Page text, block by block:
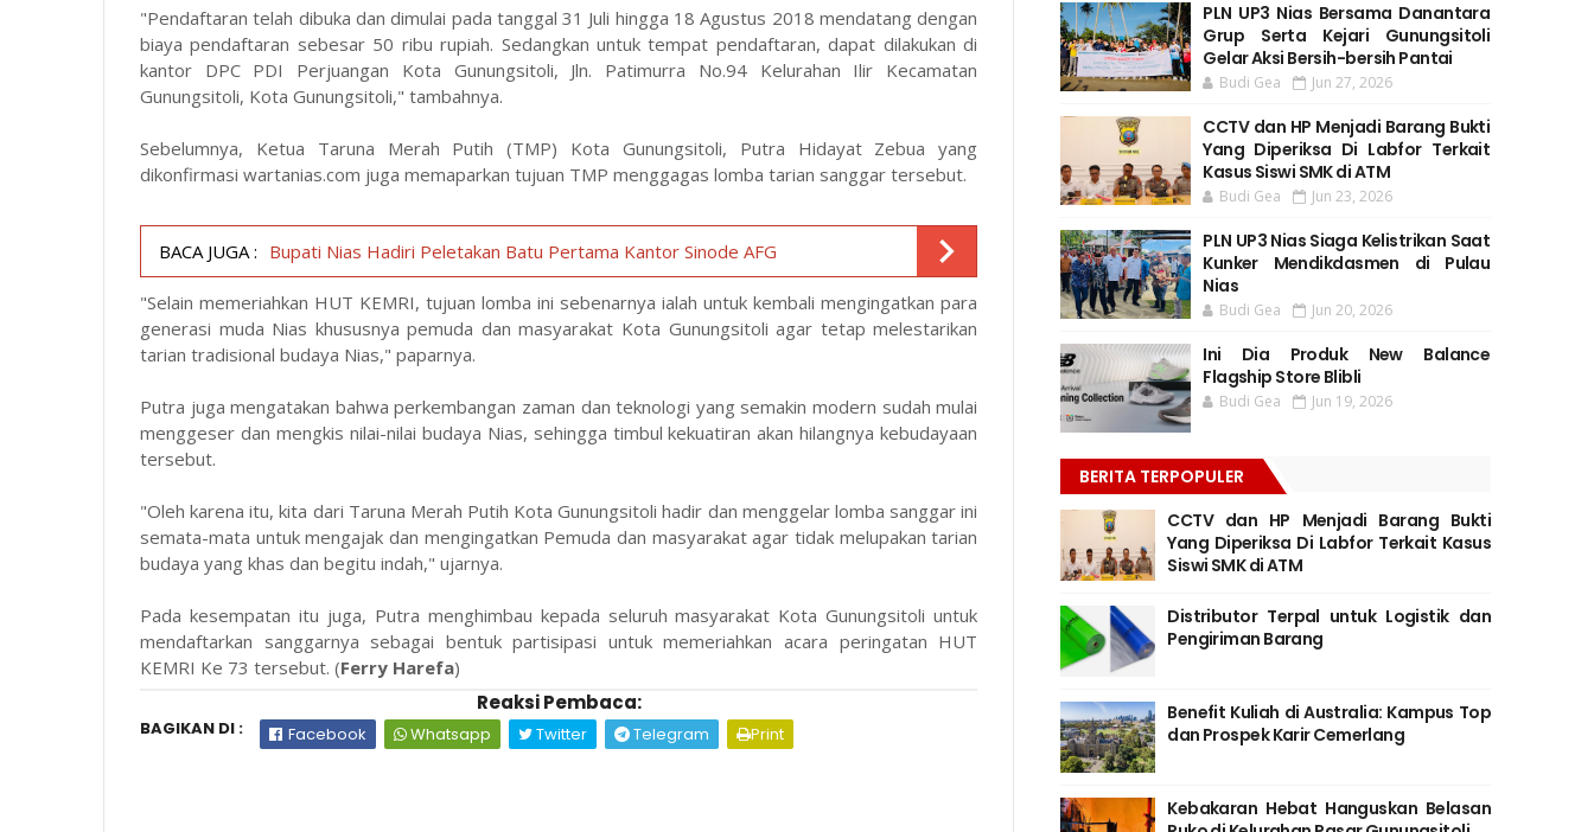
"Pendaftaran telah dibuka dan dimulai pada tanggal 31 Juli hingga 18 Agustus 2018 mendatang dengan
biaya pendaftaran sebesar 50 ribu rupiah. Sedangkan untuk tempat pendaftaran, dapat dilakukan di
kantor DPC PDI Perjuangan Kota Gunungsitoli, Jln. Patimurra No.94 Kelurahan Ilir Kecamatan
Gunungsitoli, Kota Gunungsitoli," tambahnya.
Sebelumnya, Ketua Taruna Merah Putih (TMP) Kota Gunungsitoli, Putra Hidayat Zebua yang
dikonfirmasi wartanias.com juga memaparkan tujuan TMP menggagas lomba tarian sanggar tersebut.
BACA JUGA : Bupati Nias Hadiri Peletakan Batu Pertama Kantor Sinode AFG
"Selain memeriahkan HUT KEMRI, tujuan lomba ini sebenarnya ialah untuk kembali mengingatkan para
generasi muda Nias khususnya pemuda dan masyarakat Kota Gunungsitoli agar tetap melestarikan
tarian tradisional budaya Nias," paparnya.
Putra juga mengatakan bahwa perkembangan zaman dan teknologi yang semakin modern sudah mulai
menggeser dan mengkis nilai-nilai budaya Nias, sehingga timbul kekuatiran akan hilangnya kebudayaan
tersebut.
"Oleh karena itu, kita dari Taruna Merah Putih Kota Gunungsitoli hadir dan menggelar lomba sanggar ini
semata-mata untuk mengajak dan mengingatkan Pemuda dan masyarakat agar tidak melupakan tarian
budaya yang khas dan begitu indah," ujarnya.
Pada kesempatan itu juga, Putra menghimbau kepada seluruh masyarakat Kota Gunungsitoli untuk
mendaftarkan sanggarnya sebagai bentuk partisipasi untuk memeriahkan acara peringatan HUT
KEMRI Ke 73 tersebut. (Ferry Harefa)
Reaksi Pembaca:
BAGIKAN DI : Facebook Whatsapp Twitter Telegram Print
PLN UP3 Nias Bersama Danantara
Grup Serta Kejari Gunungsitoli
Gelar Aksi Bersih-bersih Pantai
Budi Gea Jun 27, 2026
CCTV dan HP Menjadi Barang Bukti
Yang Diperiksa Di Labfor Terkait
Kasus Siswi SMK di ATM
Budi Gea Jun 23, 2026
PLN UP3 Nias Siaga Kelistrikan Saat
Kunker Mendikdasmen di Pulau
Nias
Budi Gea Jun 20, 2026
Ini Dia Produk New Balance
Flagship Store Blibli
Budi Gea Jun 19, 2026
BERITA TERPOPULER
CCTV dan HP Menjadi Barang Bukti
Yang Diperiksa Di Labfor Terkait Kasus
Siswi SMK di ATM
Distributor Terpal untuk Logistik dan
Pengiriman Barang
Benefit Kuliah di Australia: Kampus Top
dan Prospek Karir Cemerlang
Kebakaran Hebat Hanguskan Belasan